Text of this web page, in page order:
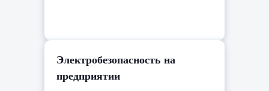
Электробезопасность на
предприятии